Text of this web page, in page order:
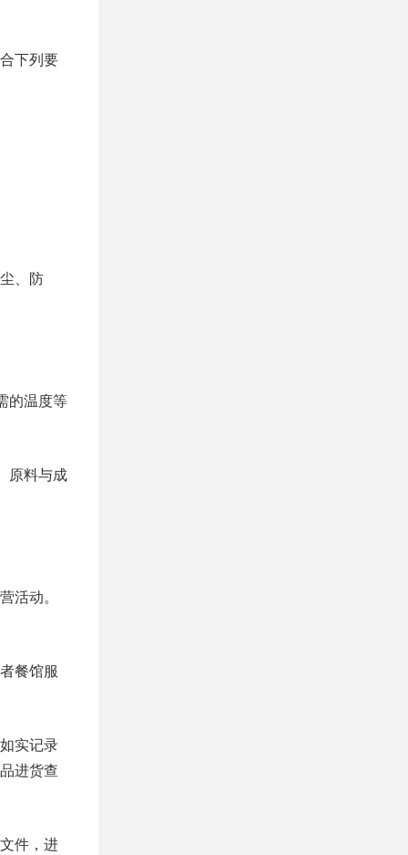
下列要
、防
的温度等
原料与成
活动。
餐馆服
实记录
进货查
件，进